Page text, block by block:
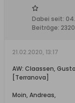
Dabei seit:
Beiträge: 2320
21.02.2020, 13:17
AW: Claassen,
[Terranova]
Moin, Andreas,